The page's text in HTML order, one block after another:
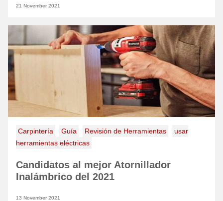
21 November 2021
Carpintería Guía Revisión de Herramientas
usar
herramientas eléctricas
Candidatos al mejor Atornillador
Inalámbrico del 2021
13 November 2021